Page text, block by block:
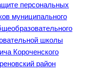
персональных
муниципального
школы
Короченского
район